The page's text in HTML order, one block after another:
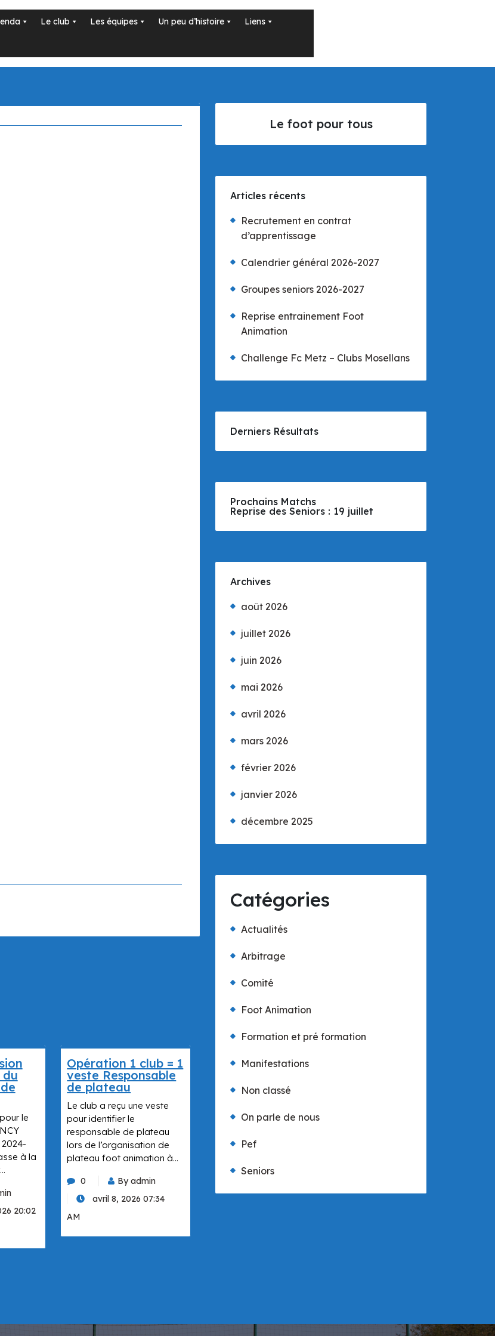
Le club Les équipes Un peu d’histoire Liens
du
le
à la
20:02
Opération 1 club = 1
veste Responsable
de plateau
Le club a reçu une veste
pour identifier le
responsable de plateau
lors de l’organisation de
plateau foot animation à…
0
By admin
avril 8, 2026 07:34
AM
Le foot pour tous
Articles récents
Recrutement en contrat
d’apprentissage
Calendrier général 2026-2027
Groupes seniors 2026-2027
Reprise entrainement Foot
Animation
Challenge Fc Metz – Clubs Mosellans
Derniers Résultats
Prochains Matchs
Reprise des Seniors : 19 juillet
Archives
août 2026
juillet 2026
juin 2026
mai 2026
avril 2026
mars 2026
février 2026
janvier 2026
décembre 2025
Catégories
Actualités
Arbitrage
Comité
Foot Animation
Formation et pré formation
Manifestations
Non classé
On parle de nous
Pef
Seniors